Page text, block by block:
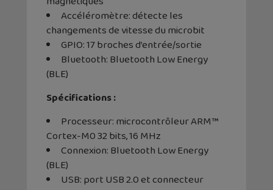
Accéléromètre: détecte les
changements de vitesse du microbit
GPIO: 17 broches d’entrée/sortie
Bluetooth: Bluetooth Low Energy
(BLE)
Spécifications :
Processeur: microcontrôleur ARM™
Cortex-M0 32 bits, 16 MHz
Connexion: Bluetooth Low Energy
(BLE)
USB: port USB 2.0 et connecteur